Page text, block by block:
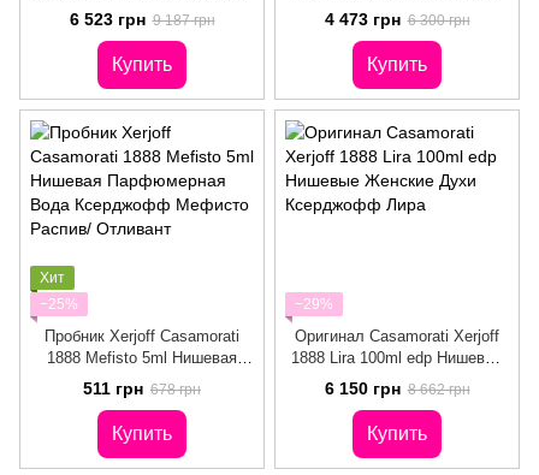
Духи Ксерджофф Ла Тоска
6 523 грн 9 187 грн
Купить
Парфюмерная Вода
Ксерджофф Гран Балло
4 473 грн 6 300 грн
Купить
Хит
−25%
Пробник Xerjoff Casamorati
1888 Mefisto 5ml Нишевая
Парфюмерная Вода
Ксерджофф Мефисто
Распив/ Отливант
511 грн 678 грн
Купить
−29%
Оригинал Casamorati Xerjoff
1888 Lira 100ml edp Нишевые
Женские Духи Ксерджофф
Лира
6 150 грн 8 662 грн
Купить